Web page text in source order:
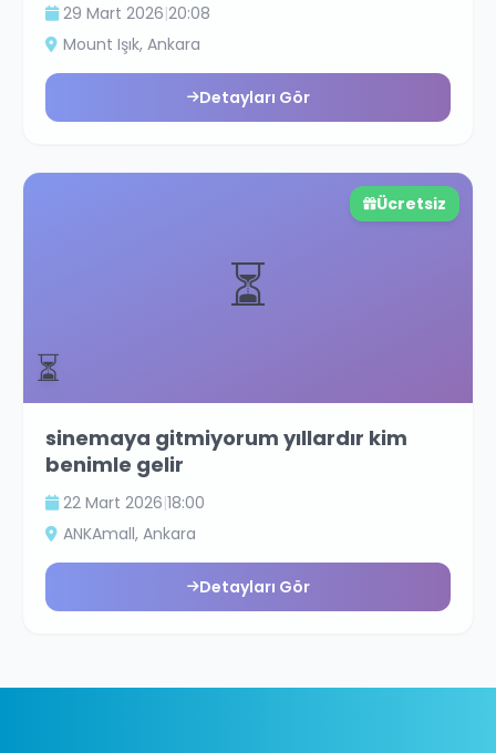
29 Mart 2026|20:08
Mount Işık, Ankara
Detayları Gör
⏳
Ücretsiz
⏳
sinemaya gitmiyorum yıllardır kim
benimle gelir
22 Mart 2026|18:00
ANKAmall, Ankara
Detayları Gör